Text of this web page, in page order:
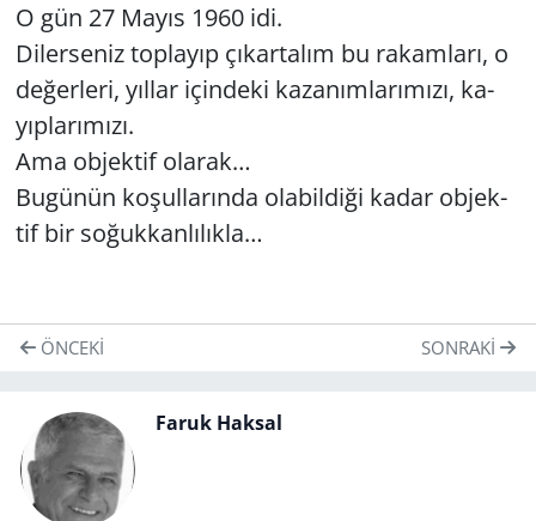
O gün 27 Mayıs 1960 idi.
Di­ler­se­niz top­la­yıp çı­kar­ta­lım bu ra­kam­la­rı, o
de­ğer­le­ri, yıl­lar için­de­ki ka­za­nım­la­rı­mı­zı, ka­
yıp­la­rı­mı­zı.
Ama ob­jek­tif ola­rak…
Bu­gü­nün ko­şul­la­rın­da ola­bil­di­ği kadar ob­jek­
tif bir so­ğuk­kan­lı­lık­la…
ÖNCEKI SONRAKI
Faruk Haksal